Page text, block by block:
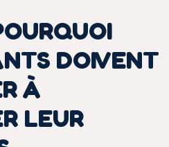
DOIVENT
À
LEUR